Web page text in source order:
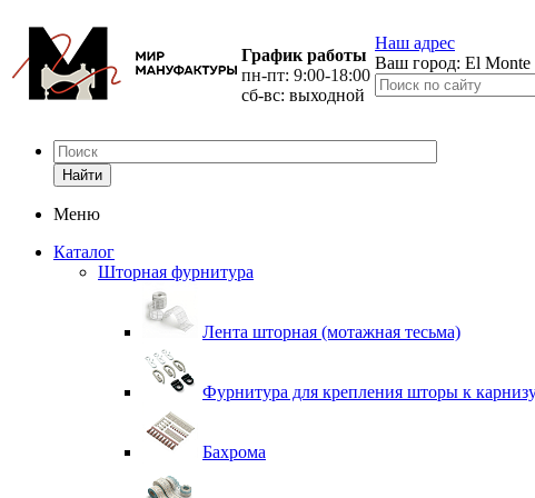
График работы
пн-пт: 9:00-18:00
сб-вс: выходной
Наш адрес
Ваш город: El Monte
Найти
Меню
Каталог
Шторная фурнитура
Лента шторная (мотажная тесьма)
Фурнитура для крепления шторы к
Бахрома